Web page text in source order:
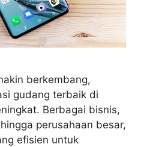
berkembang,
gudang terbaik di
Berbagai bisnis,
perusahaan besar,
efisien untuk